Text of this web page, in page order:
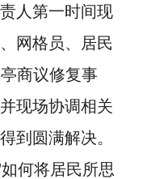
人第一时间现
网格员、居民
商议修复事
现场协调相关
到圆满解决。
何将居民所思